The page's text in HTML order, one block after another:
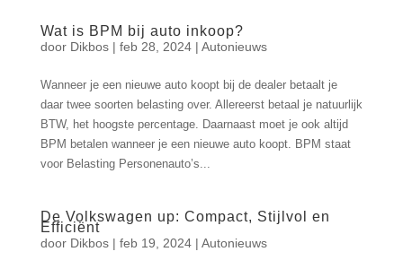
Wat is BPM bij auto inkoop?
door Dikbos| feb 28, 2024| Autonieuws
Wanneer je een nieuwe auto koopt bij de dealer betaalt je
daar twee soorten belasting over. Allereerst betaal je natuurlijk
BTW, het hoogste percentage. Daarnaast moet je ook altijd
BPM betalen wanneer je een nieuwe auto koopt. BPM staat
voor Belasting Personenauto’s...
De Volkswagen up: Compact, Stijlvol en
Efficiënt
door Dikbos| feb 19, 2024| Autonieuws